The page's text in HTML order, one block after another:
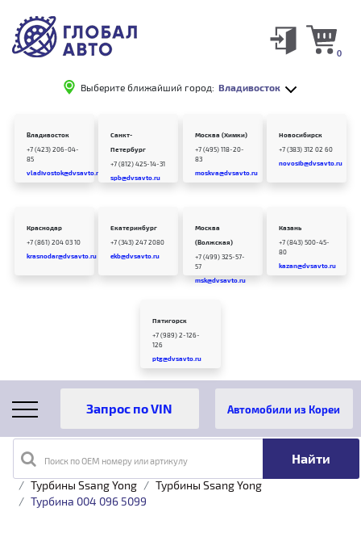
Выберите ближайший город: Владивосток
0
Владивосток
+7 (423) 206-04-
85
vladivostok@dvsavto.ru
Санкт-
Петербург
+7 (812) 425-14-31
spb@dvsavto.ru
Москва (Химки)
+7 (495) 118-20-
83
moskva@dvsavto.ru
Новосибирск
+7 (383) 312 02 60
novosib@dvsavto.ru
Краснодар
+7 (861) 204 03 10
krasnodar@dvsavto.ru
Екатеринбург
+7 (343) 247 2080
ekb@dvsavto.ru
Москва
(Волжская)
+7 (499) 325-57-
57
msk@dvsavto.ru
Казань
+7 (843) 500-45-
80
kazan@dvsavto.ru
Пятигорск
+7 (989) 2-126-
126
ptg@dvsavto.ru
Поиск по OEM номеру или артикулу
Автомобили из Кореи
Главная Каталог товаров
Турбины
Турбины Ssang Yong
Турбины Ssang Yong
Турбина 004 096 5099